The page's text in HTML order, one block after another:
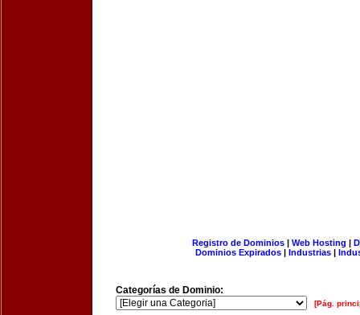
Registro de Dominios| Web Hosting |
Dominios Expirados | Industrias |
Categorías de Dominio:
[Pág.